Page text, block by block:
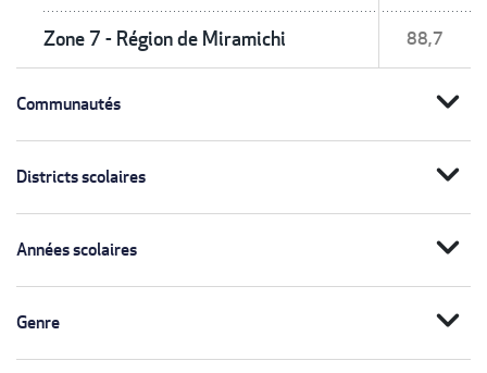
Zone 7 - Région de Miramichi 88,7
Communautés expand_more
Districts scolaires expand_more
Années scolaires expand_more
Genre expand_more